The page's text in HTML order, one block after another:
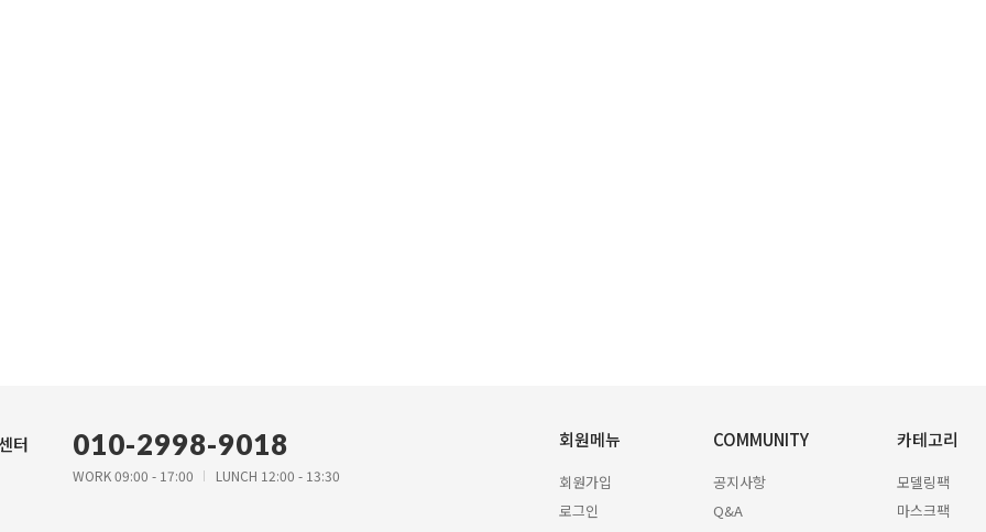
터 010-2998-9018
WORK 09:00 - 17:00 LUNCH 12:00 - 13:30
회원메뉴
회원가입
로그인
COMMUNITY
공지사항
Q&A
카테고리
모델링팩
마스크팩